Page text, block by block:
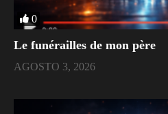
0
Le funérailles de mon père
AGOSTO 3, 2026